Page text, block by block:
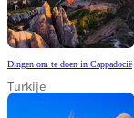
Dingen om te doen in Cappadocië
Turkije